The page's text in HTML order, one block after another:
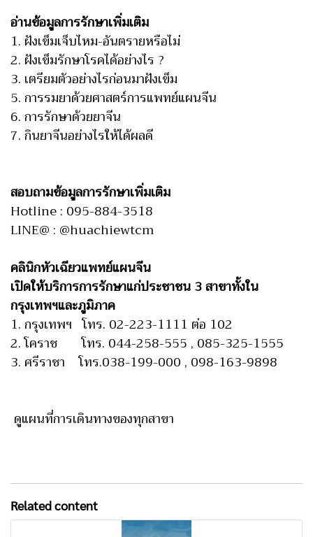
อ่านข้อมูลการรักษาเพิ่มเติม
1. ฝังเข็มเจ็บไหม-อันตรายหรือไม่
2. ฝังเข็มรักษาโรคได้อย่างไร ?
3. เตรียมตัวอย่างไรก่อนมาฝังเข็ม
5.การรมยาด้วยศาสตร์การแพทย์แผนจีน
6.การรักษาด้วยยาจีน
7.กินยาจีนอย่างไรให้ได้ผลดี
สอบถามข้อมูลการรักษาเพิ่มเติม
Hotline : 095-884-3518
LINE@ : @huachiewtcm
คลินิกหัวเฉียวแพทย์แผนจีน
เปิดให้บริการการรักษาแก่ประชาชน 3 สาขาทั้งใน
กรุงเทพฯและภูมิภาค
1. กรุงเทพฯ โทร. 02-223-1111 ต่อ 102
2. โคราช โทร. 044-258-555 , 085-325-1555
3. ศรีราชา โทร.038-199-000 , 098-163-9898
ดูแผนที่การเดินทางของทุกสาขา
Related content